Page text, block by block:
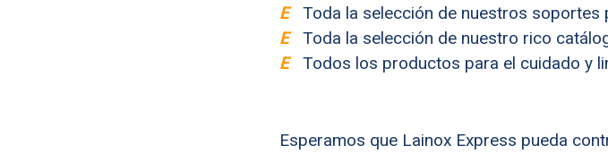
E
Toda la selección de nuestros soportes
E
Toda la selección de nuestro rico
E
Todos los productos para el cuidado y
Esperamos que Lainox Express pueda